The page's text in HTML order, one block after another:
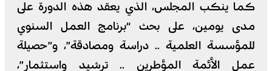
كما ينكب المجلس، الذي يعقد هذه الدورة على
مدى يومين، على بحث “برنامج العمل السنوي
للمؤسسة العلمية .. دراسة ومصادقة”، و”حصيلة
عمل الأئمة المؤطرين .. ترشيد واستثمار”،